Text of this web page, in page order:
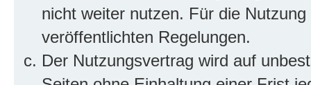
nicht weiter nutzen. Für die
veröffentlichten Regelungen.
Der Nutzungsvertrag wird auf